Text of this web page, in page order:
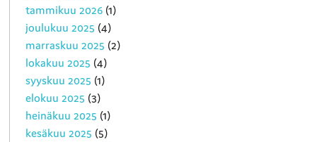
tammikuu 2026 (1)
joulukuu 2025 (4)
marraskuu 2025 (2)
lokakuu 2025 (4)
syyskuu 2025 (1)
elokuu 2025 (3)
heinäkuu 2025 (1)
kesäkuu 2025 (5)